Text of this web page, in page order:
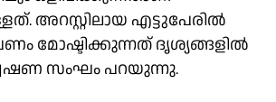
അറസ്റ്റിലായ എട്ടുപേരില്‍
മോഷ്ടിക്കുന്നത് ദൃശ്യങ്ങളില്‍
സംഘം പറയുന്നു.